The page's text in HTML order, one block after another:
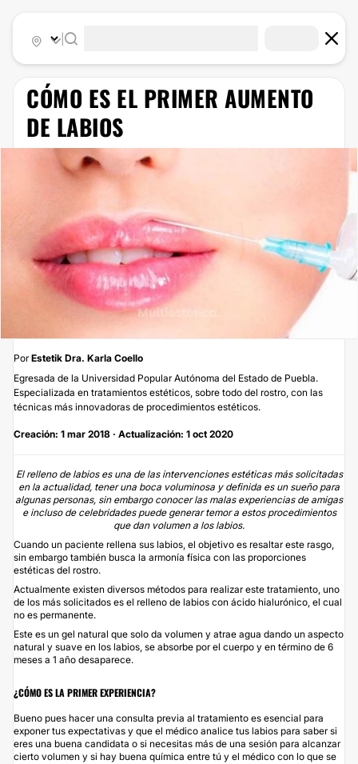
CÓMO ES EL PRIMER AUMENTO
DE LABIOS
Por Estetik Dra. Karla Coello
Egresada de la Universidad Popular Autónoma del Estado de Puebla.
Especializada en tratamientos estéticos, sobre todo del rostro, con las
técnicas más innovadoras de procedimientos estéticos.
Creación: 1 mar 2018 · Actualización: 1 oct 2020
El relleno de labios es una de las intervenciones estéticas más solicitadas
en la actualidad, tener una boca voluminosa y definida es un sueño para
algunas personas, sin embargo conocer las malas experiencias de amigas
e incluso de celebridades puede generar temor a estos procedimientos
que dan volumen a los labios.
Cuando un paciente rellena sus labios, el objetivo es resaltar este rasgo,
sin embargo también busca la armonía física con las proporciones
estéticas del rostro.
Actualmente existen diversos métodos para realizar este tratamiento, uno
de los más solicitados es el relleno de labios con ácido hialurónico, el cual
no es permanente.
Este es un gel natural que solo da volumen y atrae agua dando un aspecto
natural y suave en los labios, se absorbe por el cuerpo y en término de 6
meses a 1 año desaparece.
¿CÓMO ES LA PRIMER EXPERIENCIA?
Bueno pues hacer una consulta previa al tratamiento es esencial para
exponer tus expectativas y que el médico analice tus labios para saber si
eres una buena candidata o si necesitas más de una sesión para alcanzar
cierto volumen y si hay buena química entre tú y el médico con lo que se